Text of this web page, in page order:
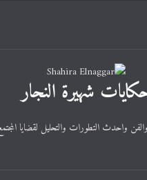
شهيرة النجار
والفن واحدث التطورات والتحليل لقضايا